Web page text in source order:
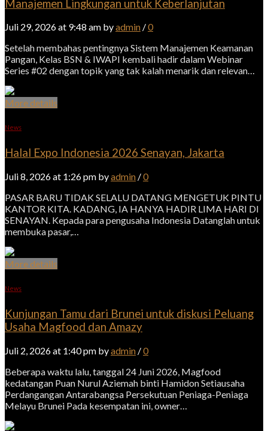
Manajemen Lingkungan untuk Keberlanjutan
Juli 29, 2026 at 9:48 am byadmin /0
Setelah membahas pentingnya Sistem Manajemen Keamanan
Pangan, Kelas BSN & IWAPI kembali hadir dalam Webinar
Series #02 dengan topik yang tak kalah menarik dan relevan…
More details
News
Halal Expo Indonesia 2026 Senayan, Jakarta
Juli 8, 2026 at 1:26 pm byadmin /0
PASAR BARU TIDAK SELALU DATANG MENGETUK PINTU
KANTOR KITA. KADANG, IA HANYA HADIR LIMA HARI DI
SENAYAN. Kepada para pengusaha Indonesia Datanglah untuk
membuka pasar,…
More details
News
Kunjungan Tamu dari Brunei untuk diskusi Peluang
Usaha Magfood dan Amazy
Juli 2, 2026 at 1:40 pm byadmin /0
Beberapa waktu lalu, tanggal 24 Juni 2026, Magfood
kedatangan Puan Nurul Aziemah binti Hamidon Setiausaha
Perdangangan Antarabangsa Persekutuan Peniaga-Peniaga
Melayu Brunei Pada kesempatan ini, owner…